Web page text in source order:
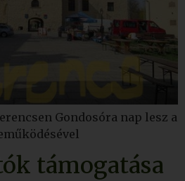
Gondosóra nap lesz a
támogatása